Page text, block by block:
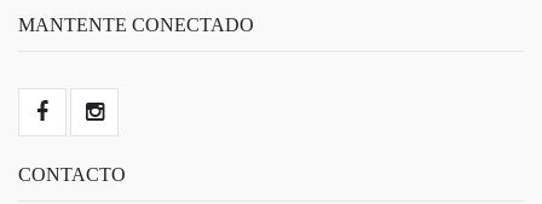
MANTENTE CONECTADO
CONTACTO